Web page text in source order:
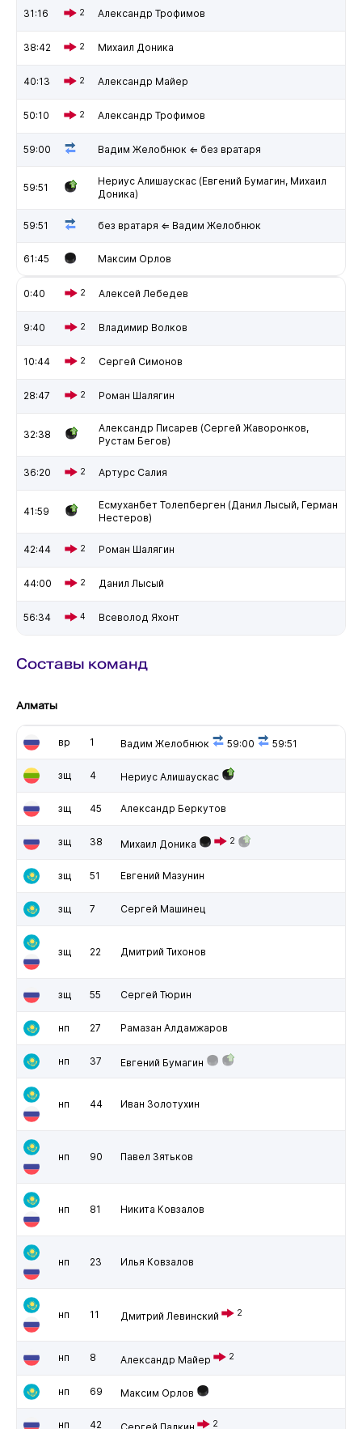
31:16 2 Александр Трофимов
38:42 2 Михаил Доника
40:13 2 Александр Майер
50:10 2 Александр Трофимов
59:00 Вадим Желобнюк ⇐ без вратаря
59:51
Нериус Алишаускас (Евгений Бумагин, Михаил
Доника)
59:51 без вратаря ⇐ Вадим Желобнюк
61:45 Максим Орлов
0:40 2 Алексей Лебедев
9:40 2 Владимир Волков
10:44 2 Сергей Симонов
28:47 2 Роман Шалягин
32:38
Александр Писарев (Сергей Жаворонков,
Рустам Бегов)
36:20 2 Артурс Салия
41:59
Есмуханбет Толепберген (Данил Лысый, Герман
Нестеров)
42:44 2 Роман Шалягин
44:00 2 Данил Лысый
56:34 4 Всеволод Яхонт
Составы команд
Алматы
вр 1 Вадим Желобнюк 59:00 59:51
зщ 4 Нериус Алишаускас
зщ 45 Александр Беркутов
зщ 38 Михаил Доника 2
зщ 51 Евгений Мазунин
зщ 7 Сергей Машинец
зщ 22 Дмитрий Тихонов
зщ 55 Сергей Тюрин
нп 27 Рамазан Алдамжаров
нп 37 Евгений Бумагин
нп 44 Иван Золотухин
нп 90 Павел Зятьков
нп 81 Никита Ковзалов
нп 23 Илья Ковзалов
нп 11 Дмитрий Левинский 2
нп 8 Александр Майер 2
нп 69 Максим Орлов
нп 42 2